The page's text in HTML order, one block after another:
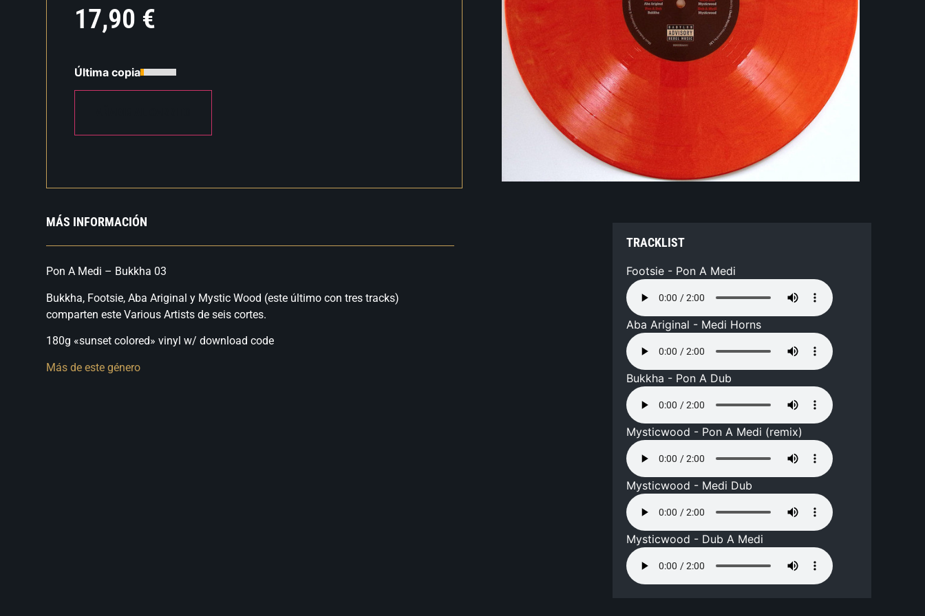
17,90 €
Última copia
MÁS INFORMACIÓN
Pon A Medi – Bukkha 03
Bukkha, Footsie, Aba Ariginal y Mystic Wood (este último con tres tracks)
comparten este Various Artists de seis cortes.
180g «sunset colored» vinyl w/ download code
Más de este género
TRACKLIST
Footsie - Pon A Medi
Aba Ariginal - Medi Horns
Bukkha - Pon A Dub
Mysticwood - Pon A Medi (remix)
Mysticwood - Medi Dub
Mysticwood - Dub A Medi